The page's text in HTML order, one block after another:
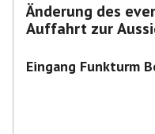
Änderung des
Auffahrt zur
Eingang Funkturm